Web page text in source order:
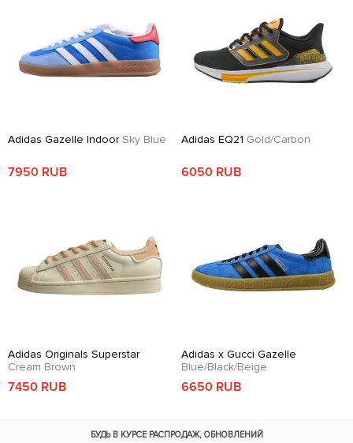
Adidas Gazelle IndoorSky Blue
7950 RUB
Adidas EQ21 Gold/Carbon
6050 RUB
Adidas Originals Superstar
Cream Brown
7450 RUB
Adidas x Gucci Gazelle
Blue/Black/Beige
6650 RUB
БУДЬ В КУРСЕ РАСПРОДАЖ, ОБНОВЛЕНИЙ